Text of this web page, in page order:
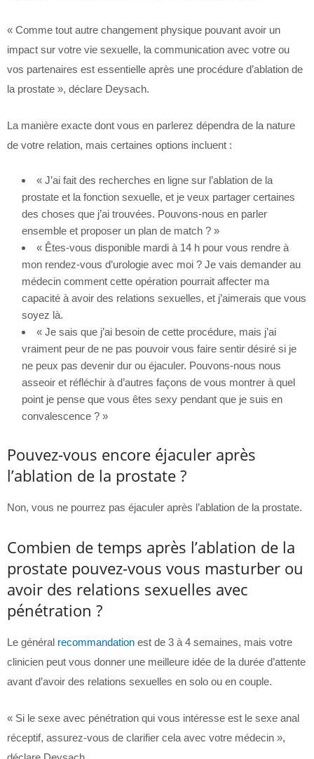
« Comme tout autre changement physique pouvant avoir un
impact sur votre vie sexuelle, la communication avec votre ou
vos partenaires est essentielle après une procédure d’ablation de
la prostate », déclare Deysach.
La manière exacte dont vous en parlerez dépendra de la nature
de votre relation, mais certaines options incluent :
« J’ai fait des recherches en ligne sur l’ablation de la
prostate et la fonction sexuelle, et je veux partager certaines
des choses que j’ai trouvées. Pouvons-nous en parler
ensemble et proposer un plan de match ? »
« Êtes-vous disponible mardi à 14 h pour vous rendre à
mon rendez-vous d’urologie avec moi ? Je vais demander au
médecin comment cette opération pourrait affecter ma
capacité à avoir des relations sexuelles, et j’aimerais que vous
soyez là.
« Je sais que j’ai besoin de cette procédure, mais j’ai
vraiment peur de ne pas pouvoir vous faire sentir désiré si je
ne peux pas devenir dur ou éjaculer. Pouvons-nous nous
asseoir et réfléchir à d’autres façons de vous montrer à quel
point je pense que vous êtes sexy pendant que je suis en
convalescence ? »
Pouvez-vous encore éjaculer après
l’ablation de la prostate ?
Non, vous ne pourrez pas éjaculer après l’ablation de la prostate.
Combien de temps après l’ablation de la
prostate pouvez-vous vous masturber ou
avoir des relations sexuelles avec
pénétration ?
Le général recommandation est de 3 à 4 semaines, mais votre
clinicien peut vous donner une meilleure idée de la durée d’attente
avant d’avoir des relations sexuelles en solo ou en couple.
« Si le sexe avec pénétration qui vous intéresse est le sexe anal
réceptif, assurez-vous de clarifier cela avec votre médecin »,